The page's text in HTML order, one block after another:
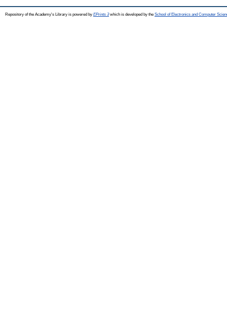
Repository of the Academy's Library is powered by EPrints 3which is developed by the School of Electronics and Computer